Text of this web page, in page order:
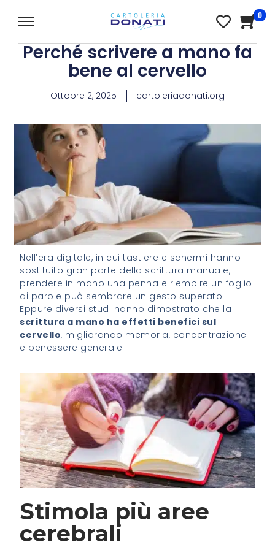
0
Perché scrivere a mano fa
bene al cervello
Ottobre 2, 2025 cartoleriadonati.org
Nell’era digitale, in cui tastiere e schermi hanno
sostituito gran parte della scrittura manuale,
prendere in mano una penna e riempire un foglio
di parole può sembrare un gesto superato.
Eppure diversi studi hanno dimostrato che la
scrittura a mano ha effetti benefici sul
cervello, migliorando memoria, concentrazione
e benessere generale.
Stimola più aree
cerebrali